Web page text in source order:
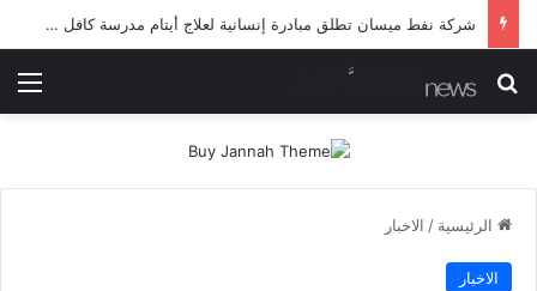
شرطة ميسان تلقي القبض على مطلقي العيارات النارية أثناء تشييع جنائزي في العمارة
بحث عن
الرئيسية / الاخبار
الاخبار